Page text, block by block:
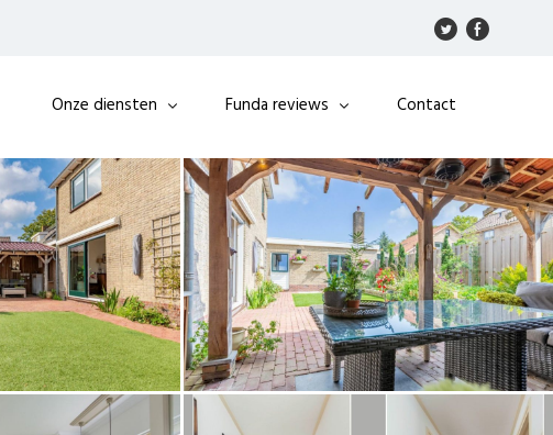
Onze diensten Funda reviews Contact